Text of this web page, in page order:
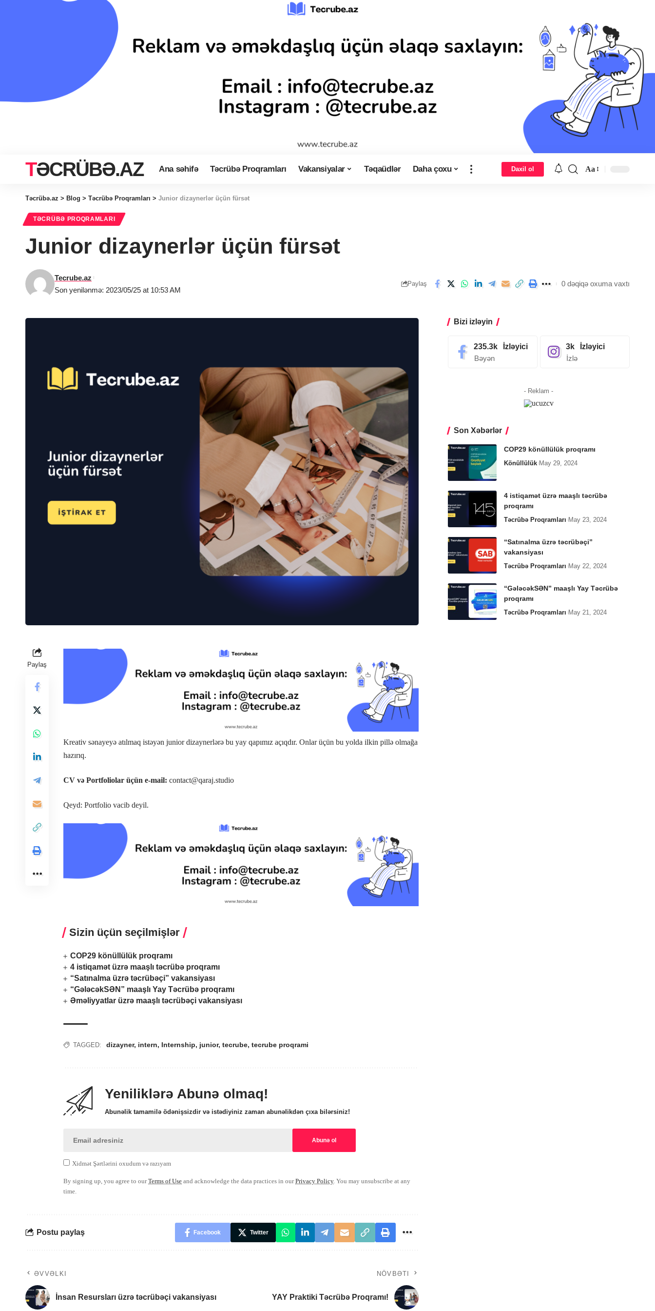
TƏCRÜBƏ.AZ Ana səhifə Təcrübə Proqramları Vakansiyalar Təqaüdlər Daha çoxu Daxil ol Aa
Təcrübə.az > Blog > Təcrübə Proqramları > Junior dizaynerlər üçün fürsət
TƏCRÜBƏ PROQRAMLARI
Junior dizaynerlər üçün fürsət
Son yenilənmə: 2023/05/25 at 10:53 AM
Tecrube.az
Paylaş 0 dəqiqə oxuma vaxtı
Paylaş
Kreativ sənayeyə atılmaq istəyən junior dizaynerlərə bu yay qapımız açıqdır. Onlar üçün bu yolda ilkin pillə olmağa
hazırıq.
CV və Portfoliolar üçün e-mail: contact@qaraj.studio
Qeyd: Portfolio vacib deyil.
Sizin üçün seçilmişlər
COP29 könüllülük proqramı
4 istiqamət üzrə maaşlı təcrübə proqramı
“Satınalma üzrə təcrübəçi” vakansiyası
“GələcəkSƏN” maaşlı Yay Təcrübə proqramı
Əməliyyatlar üzrə maaşlı təcrübəçi vakansiyası
TAGGED: dizayner, intern, Internship, junior, tecrube, tecrube proqrami
Yeniliklərə Abunə olmaq!
Abunəlik tamamilə ödənişsizdir və istədiyiniz zaman abunəlikdən çıxa bilərsiniz!
Xidmət Şərtlərini oxudum və razıyam
By signing up, you agree to ourTerms of Use and acknowledge the data practices in ourPrivacy Policy. You may unsubscribe at any
time.
Postu paylaş Facebook Twitter
ƏVVƏLKI
İnsan Resursları üzrə təcrübəçi vakansiyası
NÖVBƏTI
YAY Praktiki Təcrübə Proqramı!
Bizi izləyin
235.3k İzləyici
Bəyən
3k İzləyici
İzlə
- Reklam -
Son Xəbərlər
COP29 könüllülük proqramı
Könüllülük May 29, 2024
4 istiqamət üzrə maaşlı təcrübə
proqramı
Təcrübə Proqramları May 23, 2024
“Satınalma üzrə təcrübəçi”
vakansiyası
Təcrübə Proqramları May 22, 2024
“GələcəkSƏN” maaşlı Yay Təcrübə
proqramı
Təcrübə Proqramları May 21, 2024